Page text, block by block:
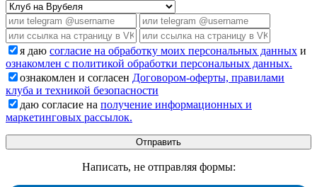
я даю согласие на обработку моих персональных данных и
ознакомлен с политикой обработки персональных данных.
ознакомлен и согласен Договором-оферты, правилами
клуба и техникой безопасности
даю согласие на получение информационных и
маркетинговых рассылок.
Написать, не отправляя формы: